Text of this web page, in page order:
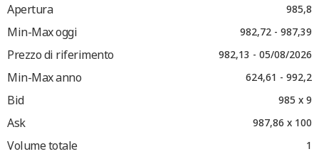
Apertura
985,8
Min-Max oggi 982,72 - 987,39
Prezzo di riferimento 982,13 - 05/08/2026
Min-Max anno 624,61 - 992,2
Bid 985 x 9
Ask 987,86 x 100
Volume totale 1